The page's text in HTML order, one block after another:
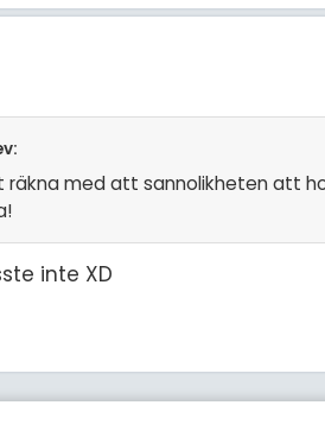
med att sannolikheten att
inte XD